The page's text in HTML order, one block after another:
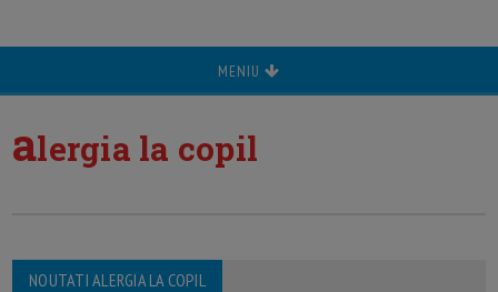
MENIU
alergia la copil
NOUTATI ALERGIA LA COPIL